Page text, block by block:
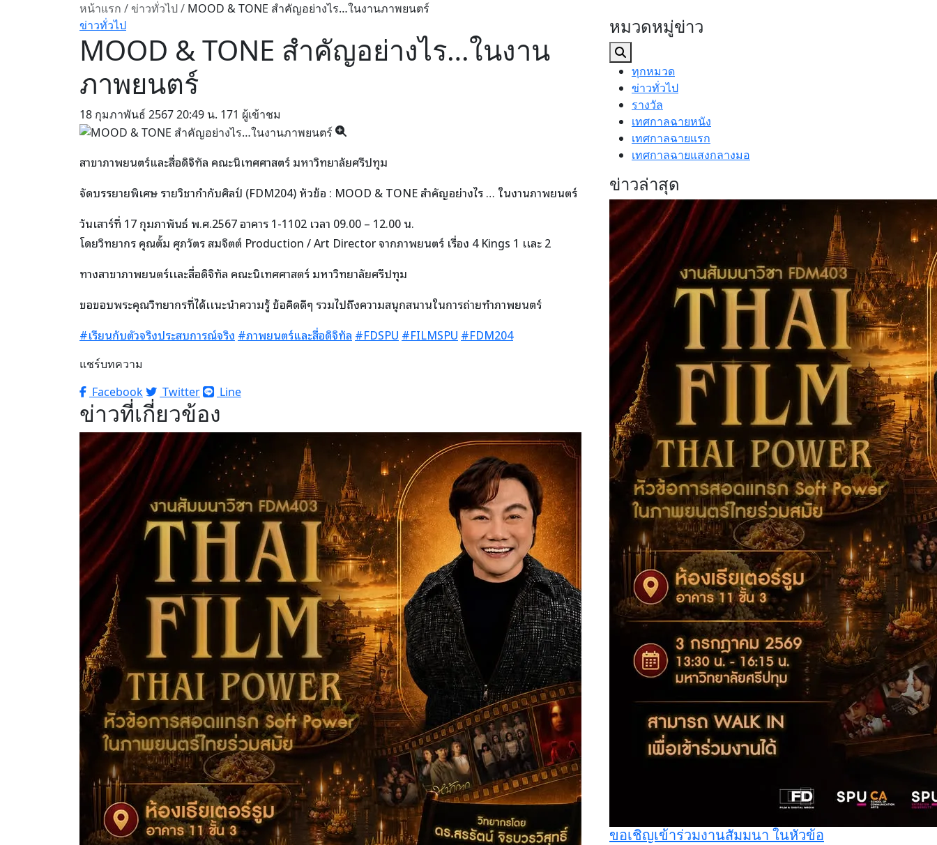
หน้าแรก /ข่าวทั่วไป/ MOOD & TONE สำคัญอย่างไร…ในงานภาพยนตร์
ข่าวทั่วไป
MOOD & TONE สำคัญอย่างไร…ในงาน
ภาพยนตร์
18 กุมภาพันธ์ 256720:49 น. 171 ผู้เข้าชม
สาขาภาพยนตร์และสื่อดิจิทัล คณะนิเทศศาสตร์ มหาวิทยาลัยศรีปทุม
จัดบรรยายพิเศษ รายวิชากำกับศิลป์ (FDM204) หัวข้อ : MOOD & TONE สำคัญอย่างไร … ในงานภาพยนตร์
วันเสาร์ที่ 17 กุมภาพันธ์ พ.ศ.2567 อาคาร 1-1102 เวลา 09.00 – 12.00 น.
โดยวิทยากร คุณตั้ม ศุภวัตร สมจิตต์ Production / Art Director จากภาพยนตร์ เรื่อง 4 Kings 1 เเละ 2
ทางสาขาภาพยนตร์เเละสื่อดิจิทัล คณะนิเทศศาสตร์ มหาวิทยาลัยศรีปทุม
ขอขอบพระคุณวิทยากรที่ได้เเนะนำความรู้ ข้อคิดดีๆ รวมไปถึงความสนุกสนานในการถ่ายทำภาพยนตร์
#เรียนกับตัวจริงประสบการณ์จริง #ภาพยนตร์และสื่อดิจิทัล #FDSPU #FILMSPU #FDM204
แชร์บทความ
Facebook
Twitter Line
ข่าวที่เกี่ยวข้อง
หมวดหมู่ข่าว
ทุกหมวด
ข่าวทั่วไป
รางวัล
เทศกาลฉายหนัง
เทศกาลฉายแรก
เทศกาลฉายแสงกลางมอ
ข่าวล่าสุด
ขอเชิญเข้าร่วมงานสัมมนา ในหัวข้อ